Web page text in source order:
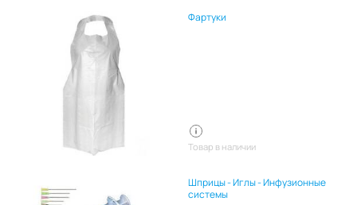
Фартуки
Товар в наличии
Шприцы - Иглы - Инфузионные
системы